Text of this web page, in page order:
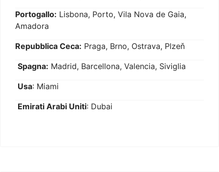
Portogallo: Lisbona, Porto, Vila Nova de Gaia,
Amadora
Repubblica Ceca: Praga, Brno, Ostrava, Plzeň
Spagna: Madrid, Barcellona, Valencia, Siviglia
Usa: Miami
Emirati Arabi Uniti: Dubai